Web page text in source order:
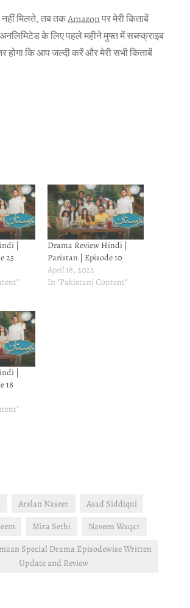
नहीं मिलते, तब तकAmazonपर मेरी किताबें
के लिए पहले महीने मुफ्त में सब्स्क्राइब
कि आप जल्दी करें और मेरी सभी किताबें
|
25
Drama Review Hindi |
Paristan | Episode 10
April 18, 2022
In "Pakistani Content"
|
18
Arslan Naseer
Asad Siddiqui
Mira Sethi
Naveen Waqar
Special Drama Episodewise Written
Update and Review